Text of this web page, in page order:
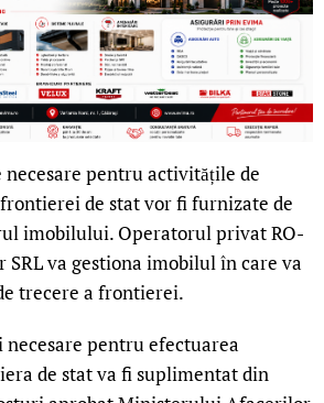
pentru activitățile de
de stat vor fi furnizate de
imobilului. Operatorul privat RO-
SRL va gestiona imobilul în care va
trecere a frontierei.
pentru efectuarea
de stat va fi suplimentat din